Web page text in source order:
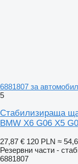
6881807 за
5
Стабилизираща
BMW X6 G06 X5
27,87 € 120 PLN ≈
Резервни части -
6881807